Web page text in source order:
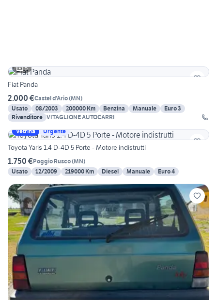
5
Fiat Panda
2.000 €Castel d'Ario(MN)
Usato
08/2003 200000 Km Benzina Manuale
Euro 3
Rivenditore VITAGLIONE AUTOCARRI
Vetrina
Urgente
Toyota Yaris 1.4 D-4D 5 Porte - Motore indistrutti
1.750 €Poggio Rusco(MN)
Usato
12/2009 219000 Km Diesel Manuale Euro 4